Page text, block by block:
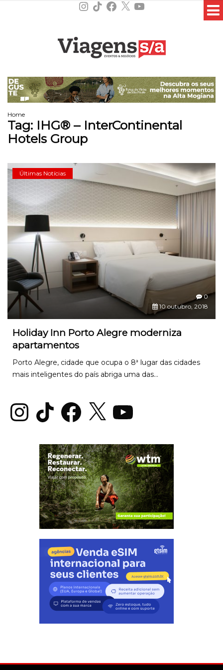
Instagram
TikTokFacebook
X YouTube
Home
Tag: IHG® – InterContinental
Hotels Group
Últimas Notícias
0
10 outubro, 2018
Holiday Inn Porto Alegre moderniza
apartamentos
Porto Alegre, cidade que ocupa o 8ª lugar das cidades
mais inteligentes do país abriga uma das...
InstagramTikTok Facebook
X YouTube